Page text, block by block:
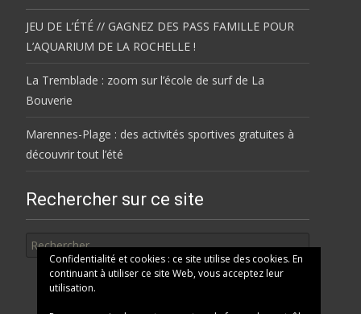
JEU DE L’ÉTÉ // GAGNEZ DES PASS FAMILLE POUR
L’AQUARIUM DE LA ROCHELLE !
La Tremblade : zoom sur l’école de surf de La
Bouverie
Marennes-Plage : des activités sportives gratuites à
découvrir tout l’été
Rechercher sur ce site
Confidentialité et cookies : ce site utilise des cookies. En
continuant à utiliser ce site Web, vous acceptez leur
utilisation.